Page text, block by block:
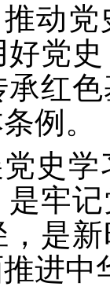
动党
党
红
例。
史学
牢
是
进